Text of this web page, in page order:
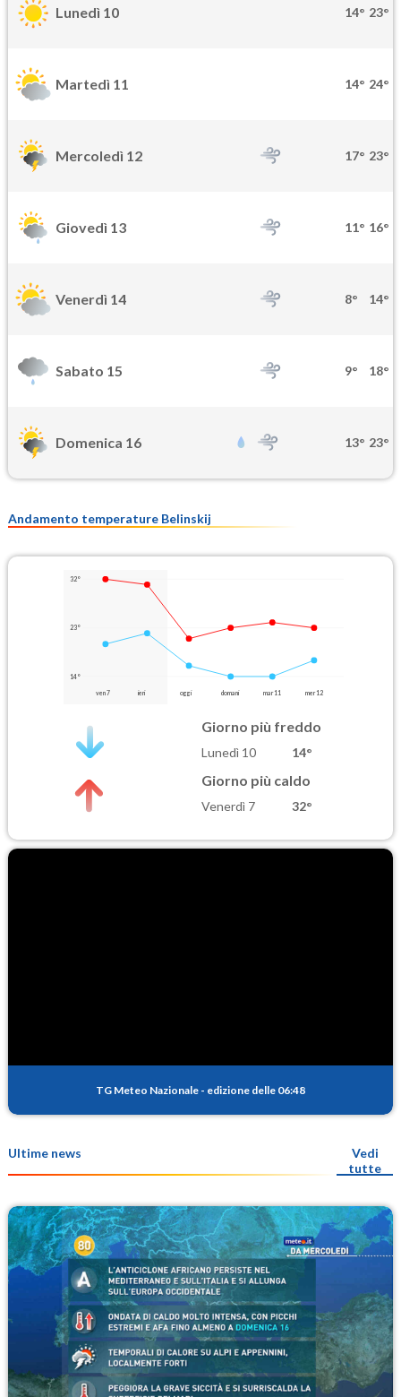
Lunedì 10 14° 23°
Martedì 11 14° 24°
Mercoledì 12 17° 23°
Giovedì 13 11° 16°
Venerdì 14 8° 14°
Sabato 15 9° 18°
Domenica 16 13° 23°
Andamento temperature Belinskij
32°
23°
14°
ven 7 ieri oggi domani mar 11 mer 12
Giorno più freddo
Lunedì 10 14°
Giorno più caldo
Venerdì 7 32°
TG Meteo Nazionale - edizione delle 06:48
Ultime news
Vedi
tutte